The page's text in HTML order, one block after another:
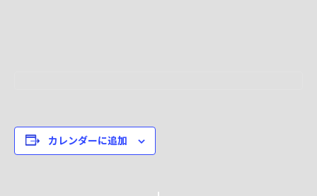
カレンダーに追加